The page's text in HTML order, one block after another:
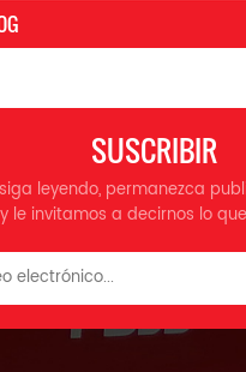
SUSCRIBIR
leyendo, permanezca
y le invitamos a decirnos lo